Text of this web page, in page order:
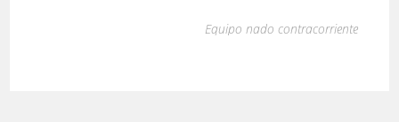
Equipo nado contracorriente